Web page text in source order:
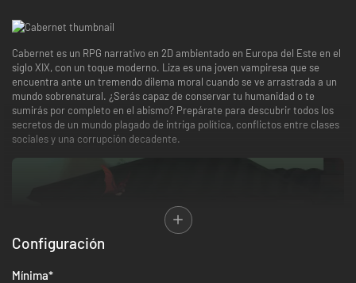
Cabernet es un RPG narrativo en 2D ambientado en Europa del Este en el
siglo XIX, con un toque moderno. Liza es una joven vampiresa que se
encuentra ante un tremendo dilema moral cuando se ve arrastrada a un
mundo sobrenatural. ¿Serás capaz de conservar tu humanidad o te
sumirás por completo en el abismo? Prepárate para descubrir todos los
secretos de un mundo plagado de intriga política, conflictos entre clases
sociales y una corrupción decadente.
Aprovecha la luz de la luna para saciar tu sed y salir a explorar. Codéate
con otros vampiros y los humanos que les sirven de alimento. Averigua
quién puede ayudar a los de tu nueva especie; los demás son solo comida.
Configuración
Mínima*